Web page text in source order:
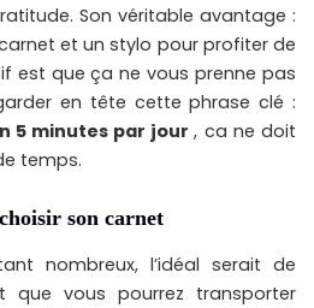
Son véritable avantage :
et un stylo pour profiter de
est que ça ne vous prenne pas
en tête cette phrase clé :
5 minutes par jour, ca ne doit
temps.
son carnet
nombreux, l’idéal serait de
que vous pourrez transporter